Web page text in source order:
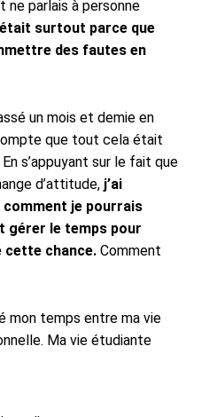
ne parlais à personne
surtout parce que
des fautes en
un mois et demie en
que tout cela était
s’appuyant sur le fait que
d’attitude, j’ai
je pourrais
gérer le temps pour
cette chance. Comment
mon temps entre ma vie
Ma vie étudiante